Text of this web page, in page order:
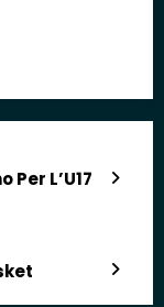
L’U17